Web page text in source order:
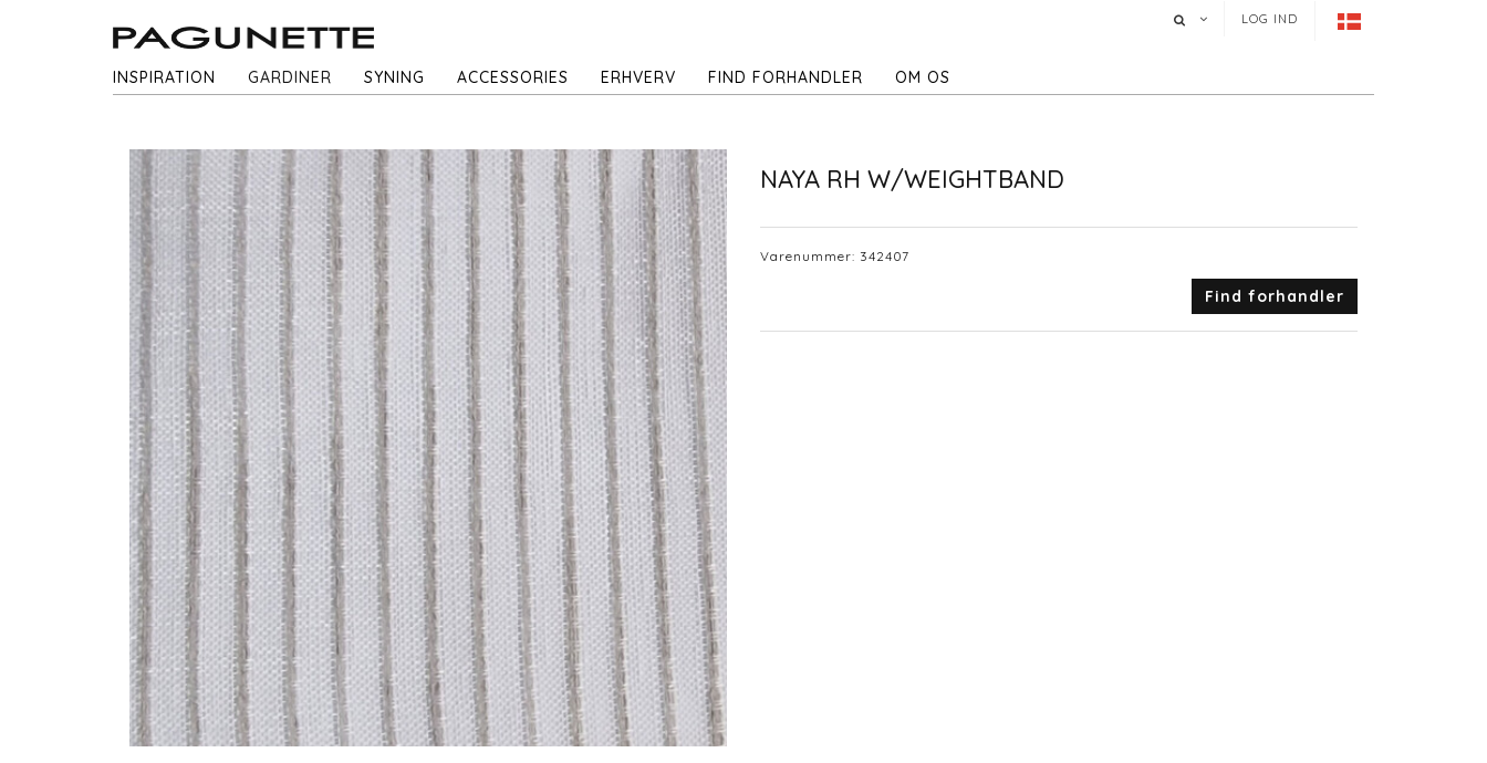
LOG IND
INSPIRATION GARDINER SYNING ACCESSORIES ERHVERV FIND FORHANDLER OM OS
NAYA RH W/WEIGHTBAND
Varenummer: 342407
Find forhandler